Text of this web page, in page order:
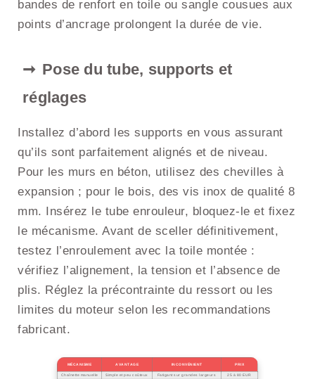
bandes de renfort en toile ou sangle cousues aux
points d’ancrage prolongent la durée de vie.
Pose du tube, supports et
réglages
Installez d’abord les supports en vous assurant
qu’ils sont parfaitement alignés et de niveau.
Pour les murs en béton, utilisez des chevilles à
expansion ; pour le bois, des vis inox de qualité 8
mm. Insérez le tube enrouleur, bloquez-le et fixez
le mécanisme. Avant de sceller définitivement,
testez l’enroulement avec la toile montée :
vérifiez l’alignement, la tension et l’absence de
plis. Réglez la précontrainte du ressort ou les
limites du moteur selon les recommandations
fabricant.
MÉCANISME AVANTAGE INCONVÉNIENT PRIX
Chaînette manuelle Simple et peu coûteux Fatigant sur grandes largeurs
25 à 80 EUR